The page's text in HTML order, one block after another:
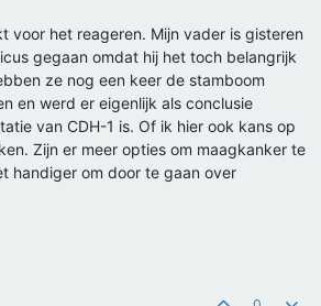
voor het reageren. Mijn vader is gisteren
gegaan omdat hij het toch belangrijk
ze nog een keer de stamboom
en werd er eigenlijk als conclusie
van CDH-1 is. Of ik hier ook kans op
Zijn er meer opties om maagkanker te
handiger om door te gaan over